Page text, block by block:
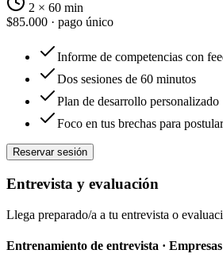
2 × 60 min
$85.000 · pago único
Informe de competencias con
Dos sesiones de 60 minutos
Plan de desarrollo personalizado
Foco en tus brechas para
Reservar sesión
Entrevista y evaluación
Llega preparado/a a tu entrevista o
Entrenamiento de entrevista · Empresas